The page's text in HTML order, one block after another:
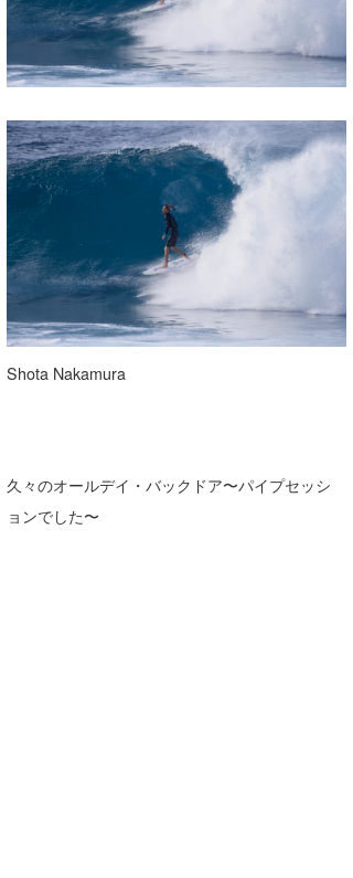
Shota Nakamura
久々のオールデイ・バックドア〜パイプセッシ
ョンでした〜